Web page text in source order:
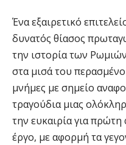
Ένα εξαιρετικό
δυνατός θίασος
την ιστορία των
στα μισά του
μνήμες με σημείο
τραγούδια μιας
την ευκαιρία για
έργο, με αφορμή τα